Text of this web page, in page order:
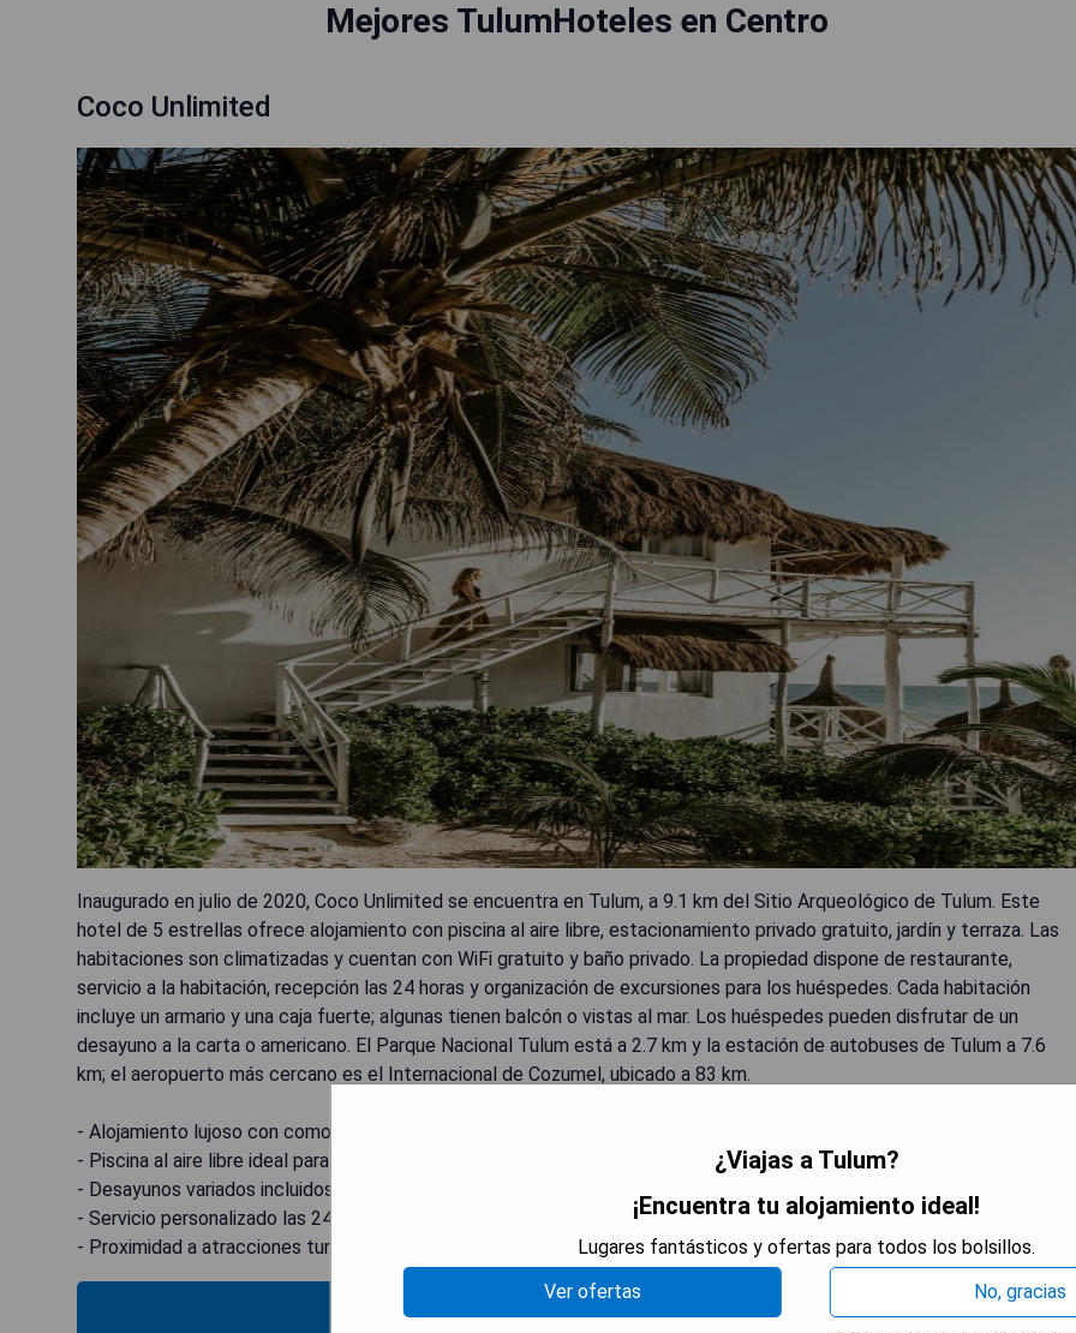
Mejores TulumHoteles en Centro
Coco Unlimited
Inaugurado en julio de 2020, Coco Unlimited se encuentra en Tulum, a 9.1 km del Sitio Arqueológico de Tulum. Este
hotel de 5 estrellas ofrece alojamiento con piscina al aire libre, estacionamiento privado gratuito, jardín y terraza. Las
habitaciones son climatizadas y cuentan con WiFi gratuito y baño privado. La propiedad dispone de restaurante,
servicio a la habitación, recepción las 24 horas y organización de excursiones para los huéspedes. Cada habitación
incluye un armario y una caja fuerte; algunas tienen balcón o vistas al mar. Los huéspedes pueden disfrutar de un
desayuno a la carta o americano. El Parque Nacional Tulum está a 2.7 km y la estación de autobuses de Tulum a 7.6
km; el aeropuerto más cercano es el Internacional de Cozumel, ubicado a 83 km.
- Alojamiento lujoso con comodidades modernas.
- Piscina al aire libre ideal para relajarse.
- Desayunos variados incluidos.
- Servicio personalizado las 24 horas.
- Proximidad a atracciones turísticas importantes como el Parque Nacional Tulum.
MOSTRAR PRECIOS
¿Viajas a Tulum?
¡Encuentra tu alojamiento ideal!
Lugares fantásticos y ofertas para todos los bolsillos.
Ver ofertas
No, gracias